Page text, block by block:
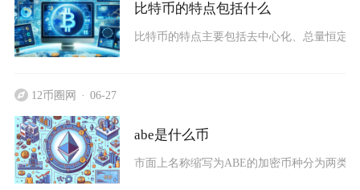
比特币的特点包括什么
比特币的特点主要包括去中心化、总量恒定
12币圈网 06-27
abe是什么币
市面上名称缩写为ABE的加密币种分为两类